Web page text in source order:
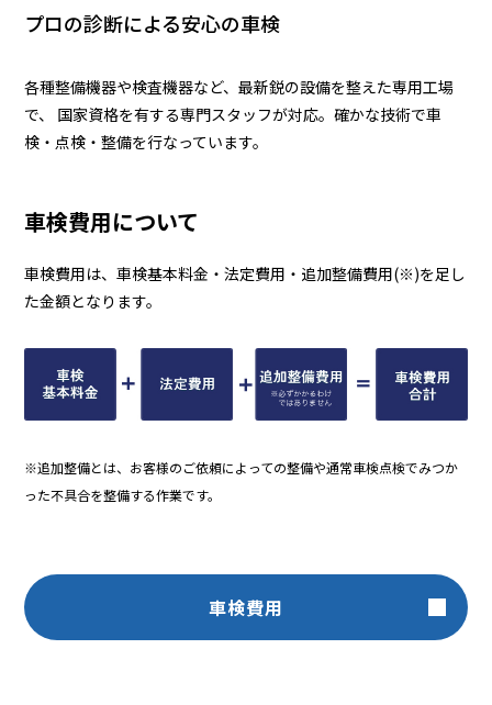
プロの診断による安心の車検
各種整備機器や検査機器など、最新鋭の設備を整えた専用工場
で、 国家資格を有する専門スタッフが対応。確かな技術で車
検・点検・整備を行なっています。
車検費用について
車検費用は、車検基本料金・法定費用・追加整備費用(※)を足し
た金額となります。
※追加整備とは、お客様のご依頼によっての整備や通常車検点検でみつか
った不具合を整備する作業です。
車検費用